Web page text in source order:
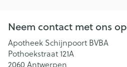
Neem contact met ons op
Apotheek Schijnpoort BVBA
Pothoekstraat 121A
2060 Antwerpen